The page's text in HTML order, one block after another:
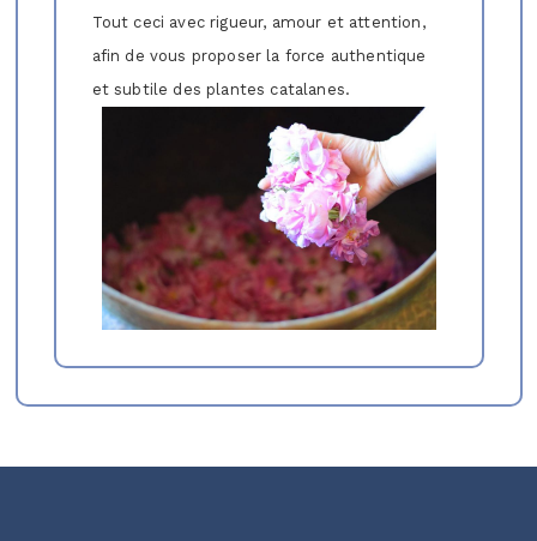
Tout ceci avec rigueur, amour et attention,
afin de vous proposer la force authentique
et subtile des plantes catalanes.